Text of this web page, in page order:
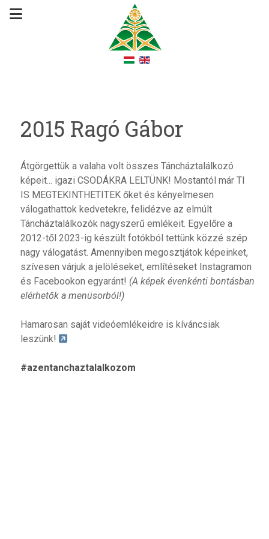
2015 Ragó Gábor
Átgörgettük a valaha volt összes Táncháztalálkozó
képeit... igazi CSODÁKRA LELTÜNK! Mostantól már TI
IS MEGTEKINTHETITEK őket és kényelmesen
válogathattok kedvetekre, felidézve az elmúlt
Táncháztalálkozók nagyszerű emlékeit. Egyelőre a
2012-től 2023-ig készült fotókból tettünk közzé szép
nagy válogatást. Amennyiben megosztjátok képeinket,
szívesen várjuk a jelöléseket, említéseket Instagramon
és Facebookon egyaránt! (A képek évenkénti bontásban
elérhetők a menüsorból!)
Hamarosan saját videóemlékeidre is kíváncsiak
leszünk!
#azentanchaztalalkozom